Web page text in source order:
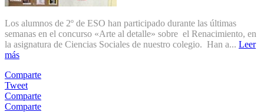
Los alumnos de 2º de ESO han participado durante las últimas
semanas en el concurso «Arte al detalle» sobre el Renacimiento, en
la asignatura de Ciencias Sociales de nuestro colegio. Han a... Leer
más
Comparte
Tweet
Comparte
Comparte